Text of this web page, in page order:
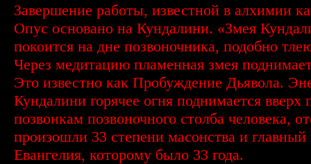
Завершение работы, известной в алхимии
Опус основано на Кундалини. «Змея
покоится на дне позвоночника, подобно
Через медитацию пламенная змея
Это известно как Пробуждение Дьявола.
Кундалини горячее огня поднимается вверх
позвонкам позвоночного столба человека,
произошли 33 степени масонства и главный
Евангелия, которому было 33 года.